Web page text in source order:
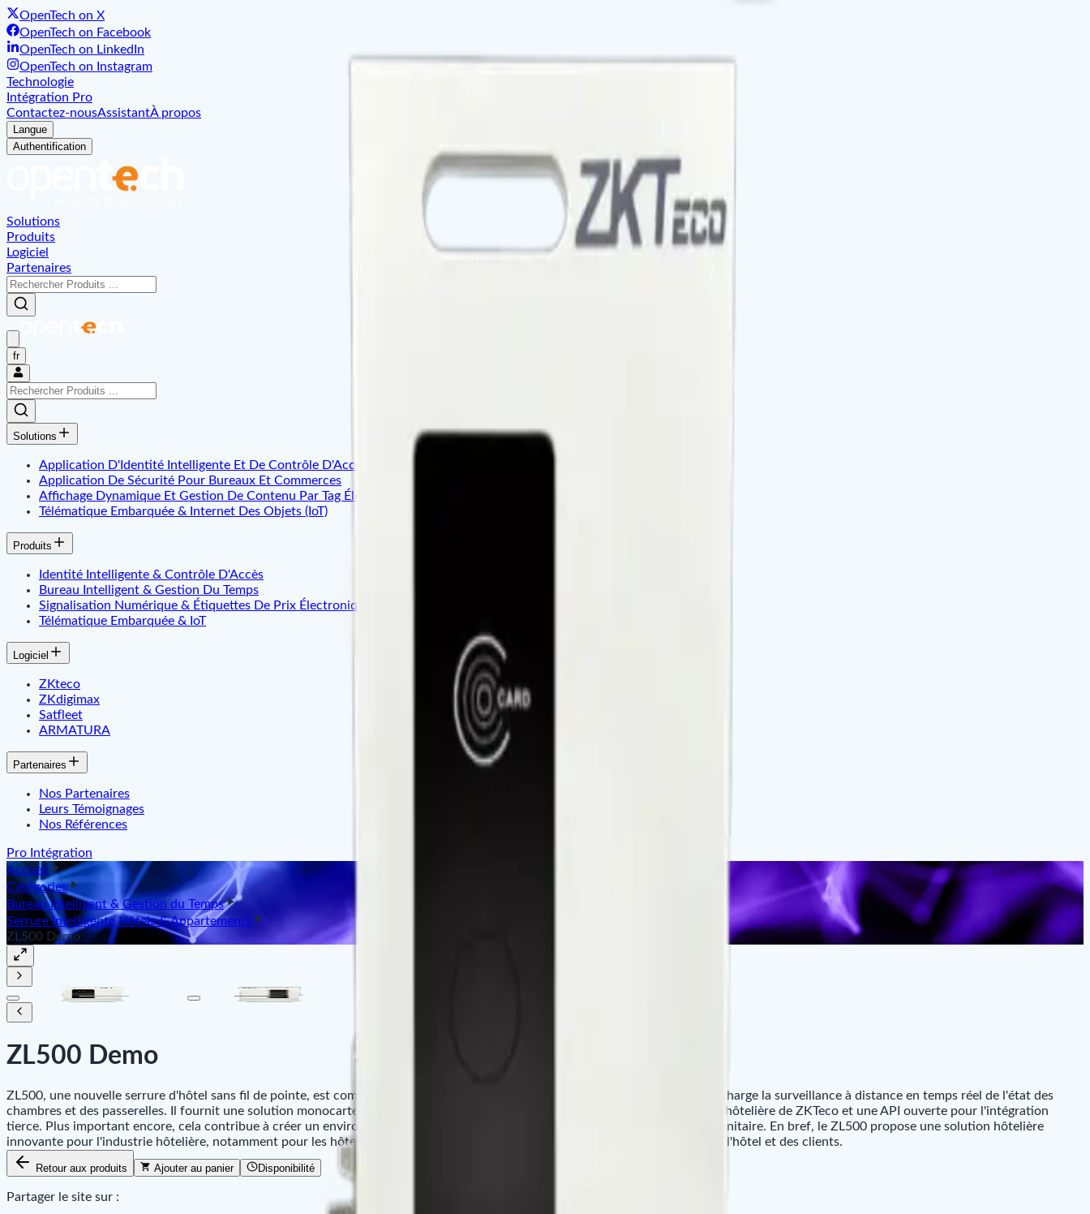
OpenTech on X
OpenTech on Facebook
OpenTech on LinkedIn
OpenTech on Instagram
Technologie
Intégration Pro
Contactez-nousAssistantÀ propos
Langue
Authentification
Solutions
Produits
Logiciel
Partenaires
fr
Solutions
Application D'Identité Intelligente Et De Contrôle D'Accès
Application De Sécurité Pour Bureaux Et Commerces
Affichage Dynamique Et Gestion De Contenu Par Tag Électronique
Télématique Embarquée & Internet Des Objets (IoT)
Produits
Identité Intelligente & Contrôle D'Accès
Bureau Intelligent & Gestion Du Temps
Signalisation Numérique & Étiquettes De Prix Électroniques
Télématique Embarquée & IoT
Logiciel
ZKteco
ZKdigimax
Satfleet
ARMATURA
Partenaires
Nos Partenaires
Leurs Témoignages
Nos Références
Pro Intégration
Accueil
Catégories
Bureau Intelligent & Gestion du Temps
Serrure Intelligente Hôtels & Appartements
ZL500 Demo
ZL500 Demo
ZL500, une nouvelle serrure d'hôtel sans fil de pointe, est compatible avec le logiciel ZKBioSecurity (ZKBioHLMS), prenant en charge la surveillance à distance en temps réel de l'état des
chambres et des passerelles. Il fournit une solution monocarte pour accroître la commodité d'utilisation du système de gestion hôtelière de ZKTeco et une API ouverte pour l'intégration
tierce. Plus important encore, cela contribue à créer un environnement sans contact, ce qui est une nécessité en cas de crise sanitaire. En bref, le ZL500 propose une solution hôtelière
innovante pour l'industrie hôtelière, notamment pour les hôtels de luxe. Il améliore l'efficacité et la commodité du personnel de l'hôtel et des clients.
Retour aux produits Ajouter au panier Disponibilité
Partager le site sur :